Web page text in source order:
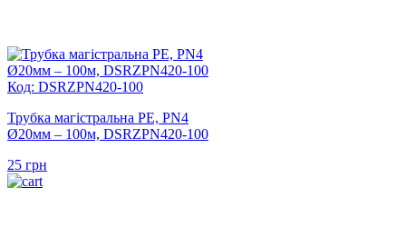
Код: DSRZPN420-100
Трубка магістральна PE, PN4
Ø20мм – 100м, DSRZPN420-100
25 грн